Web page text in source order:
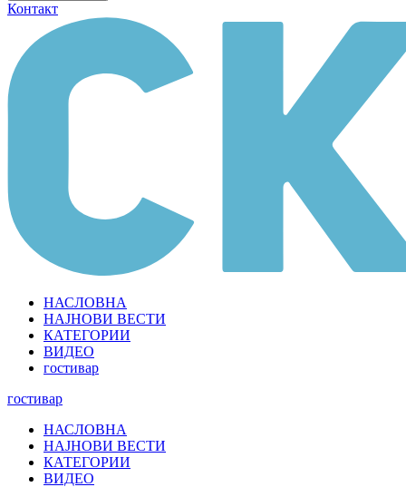
Контакт
НАСЛОВНА
НАЈНОВИ ВЕСТИ
КАТЕГОРИИ
ВИДЕО
гостивар
гостивар
НАСЛОВНА
НАЈНОВИ ВЕСТИ
КАТЕГОРИИ
ВИДЕО